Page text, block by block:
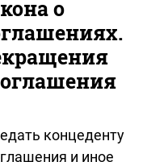
о
концеденту
и иное